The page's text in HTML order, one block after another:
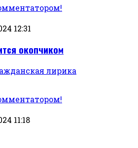
12:31
окопчиком
лирика
11:18